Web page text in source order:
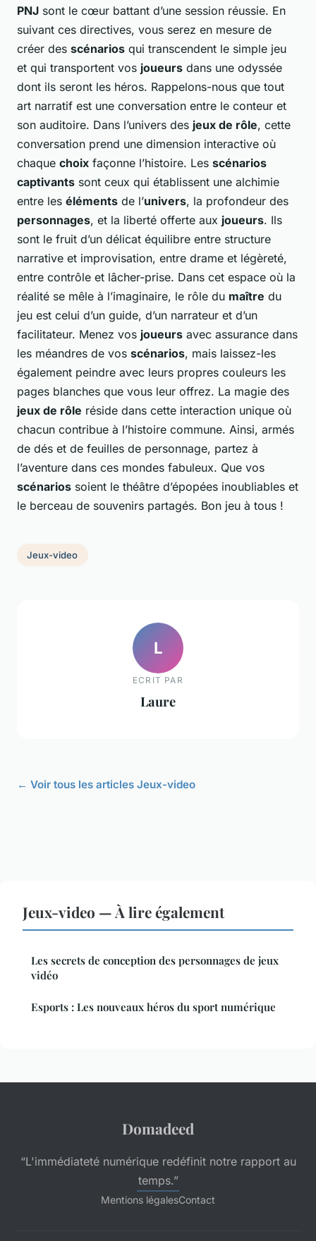
PNJ sont le cœur battant d’une session réussie. En
suivant ces directives, vous serez en mesure de
créer des scénarios qui transcendent le simple jeu
et qui transportent vos joueurs dans une odyssée
dont ils seront les héros. Rappelons-nous que tout
art narratif est une conversation entre le conteur et
son auditoire. Dans l’univers des jeux de rôle, cette
conversation prend une dimension interactive où
chaque choix façonne l’histoire. Les scénarios
captivants sont ceux qui établissent une alchimie
entre les éléments de l’univers, la profondeur des
personnages, et la liberté offerte aux joueurs. Ils
sont le fruit d’un délicat équilibre entre structure
narrative et improvisation, entre drame et légèreté,
entre contrôle et lâcher-prise. Dans cet espace où la
réalité se mêle à l’imaginaire, le rôle du maître du
jeu est celui d’un guide, d’un narrateur et d’un
facilitateur. Menez vos joueurs avec assurance dans
les méandres de vos scénarios, mais laissez-les
également peindre avec leurs propres couleurs les
pages blanches que vous leur offrez. La magie des
jeux de rôle réside dans cette interaction unique où
chacun contribue à l’histoire commune. Ainsi, armés
de dés et de feuilles de personnage, partez à
l’aventure dans ces mondes fabuleux. Que vos
scénarios soient le théâtre d’épopées inoubliables et
le berceau de souvenirs partagés. Bon jeu à tous !
Jeux-video
L
ECRIT PAR
Laure
← Voir tous les articles Jeux-video
Jeux-video — À lire également
Les secrets de conception des personnages de jeux
vidéo
Esports : Les nouveaux héros du sport numérique
Domadeed
“L'immédiateté numérique redéfinit notre rapport au
temps.”
Mentions légalesContact